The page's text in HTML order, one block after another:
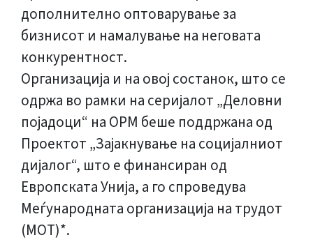
дополнително оптоварување за
бизнисот и намалување на неговата
конкурентност.
Организација и на овој состанок, што се
одржа во рамки на серијалот „Деловни
појадоци“ на ОРМ беше поддржана од
Проектот „Зајакнување на социјалниот
дијалог“, што е финансиран од
Европската Унија, а го спроведува
Меѓународната организација на трудот
(МОТ)*.